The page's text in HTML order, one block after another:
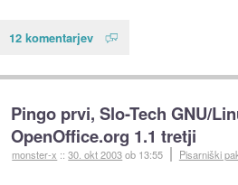
12 komentarjev
Pingo prvi, Slo-Tech GNU/
OpenOffice.org 1.1 tretji
monster-x ::30. okt 2003ob 13:55 Pisarniški